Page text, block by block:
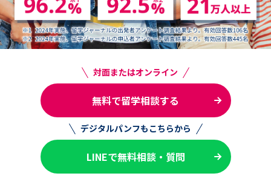
対面またはオンライン
無料で留学相談する
デジタルパンフもこちらから
LINEで無料相談・質問